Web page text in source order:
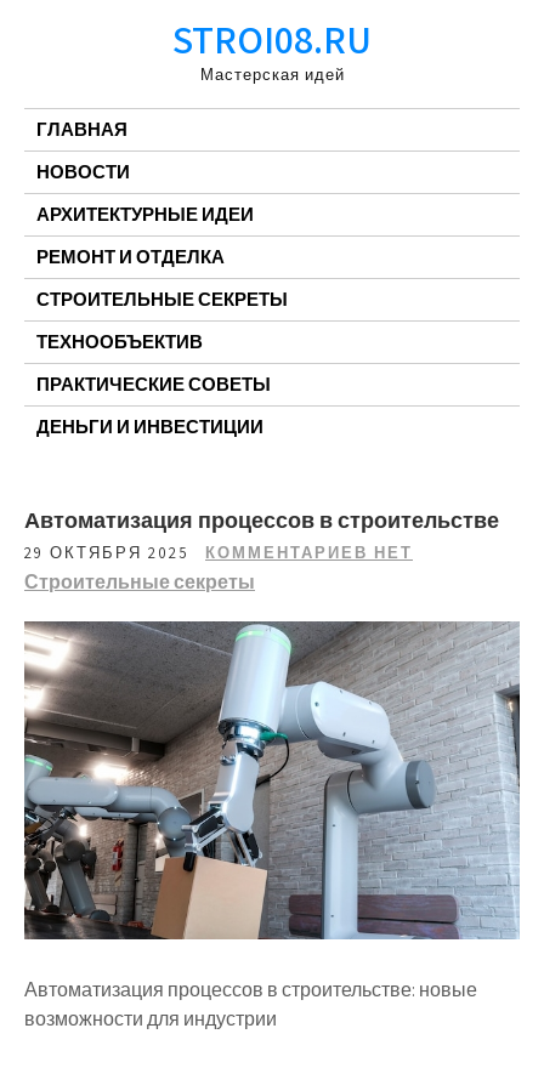
STROI08.RU
Мастерская идей
ГЛАВНАЯ
НОВОСТИ
АРХИТЕКТУРНЫЕ ИДЕИ
РЕМОНТ И ОТДЕЛКА
СТРОИТЕЛЬНЫЕ СЕКРЕТЫ
ТЕХНООБЪЕКТИВ
ПРАКТИЧЕСКИЕ СОВЕТЫ
ДЕНЬГИ И ИНВЕСТИЦИИ
Автоматизация процессов в строительстве
29 ОКТЯБРЯ 2025 КОММЕНТАРИЕВ НЕТ
Строительные секреты
Автоматизация процессов в строительстве: новые
возможности для индустрии